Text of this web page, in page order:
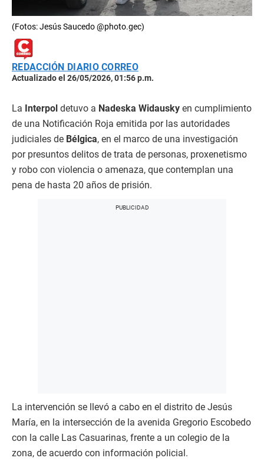
(Fotos: Jesús Saucedo @photo.gec)
REDACCIÓN DIARIO CORREO
Actualizado el 26/05/2026, 01:56 p.m.
La Interpol detuvo a Nadeska Widausky en cumplimiento
de una Notificación Roja emitida por las autoridades
judiciales de Bélgica, en el marco de una investigación
por presuntos delitos de trata de personas, proxenetismo
y robo con violencia o amenaza, que contemplan una
pena de hasta 20 años de prisión.
La intervención se llevó a cabo en el distrito de Jesús
María, en la intersección de la avenida Gregorio Escobedo
con la calle Las Casuarinas, frente a un colegio de la
zona, de acuerdo con información policial.